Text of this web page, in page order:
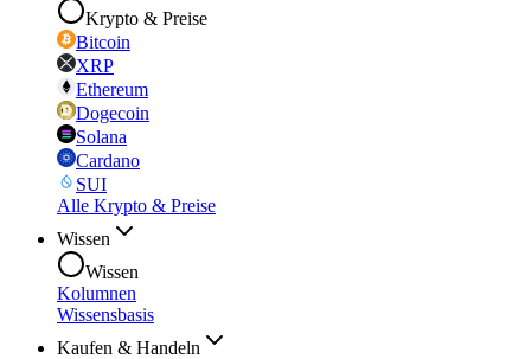
Krypto & Preise
Bitcoin
XRP
Ethereum
Dogecoin
Solana
Cardano
SUI
Alle Krypto & Preise
Wissen
Wissen
Kolumnen
Wissensbasis
Kaufen & Handeln